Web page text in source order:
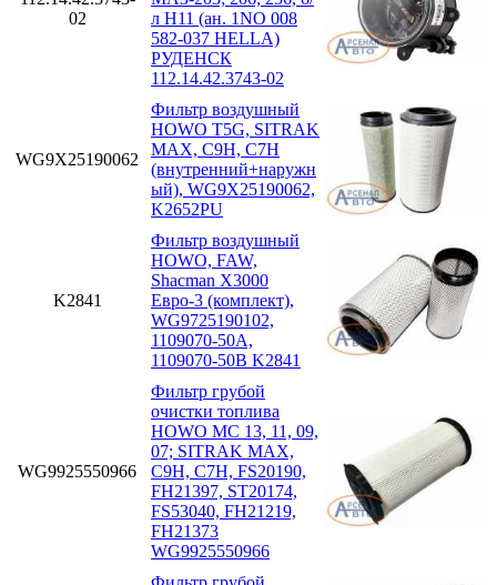
02
л H11 (ан. 1NO 008
582-037 HELLA)
РУДЕНСК
112.14.42.3743-02
WG9X25190062
Фильтр воздушный
HOWO T5G, SITRAK
MAX, C9H, C7H
(внутренний+наружн
ый), WG9X25190062,
K2652PU
K2841
Фильтр воздушный
HOWO, FAW,
Shacman X3000
Евро-3 (комплект),
WG9725190102,
1109070-50A,
1109070-50B K2841
WG9925550966
Фильтр грубой
очистки топлива
HOWO MC 13, 11, 09,
07; SITRAK MAX,
C9H, C7H, FS20190,
FH21397, ST20174,
FS53040, FH21219,
FH21373
WG9925550966